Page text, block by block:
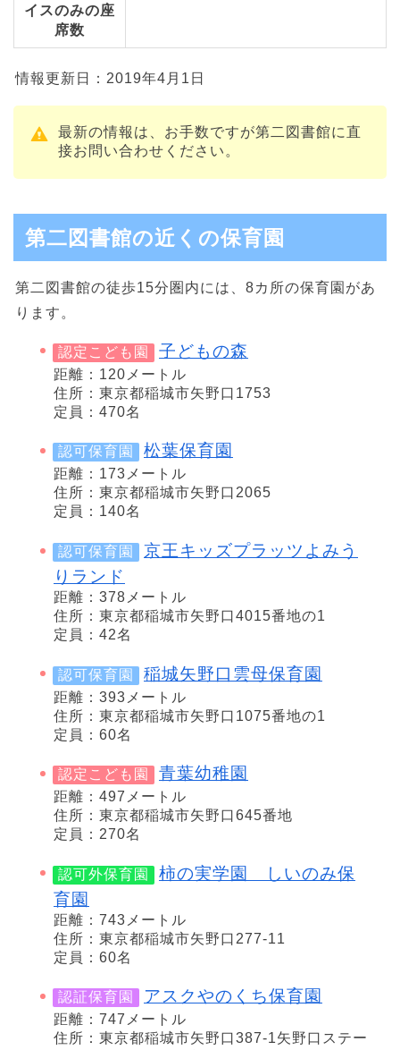
イスのみの座
席数
情報更新日：2019年4月1日
最新の情報は、お手数ですが第二図書館に直
接お問い合わせください。
第二図書館の近くの保育園
第二図書館の徒歩15分圏内には、8カ所の保育園があ
ります。
認定こども園 子どもの森
距離：120メートル
住所：東京都稲城市矢野口1753
定員：470名
認可保育園 松葉保育園
距離：173メートル
住所：東京都稲城市矢野口2065
定員：140名
認可保育園
京王キッズプラッツよみう
りランド
距離：378メートル
住所：東京都稲城市矢野口4015番地の1
定員：42名
認可保育園 稲城矢野口雲母保育園
距離：393メートル
住所：東京都稲城市矢野口1075番地の1
定員：60名
認定こども園 青葉幼稚園
距離：497メートル
住所：東京都稲城市矢野口645番地
定員：270名
認可外保育園
柿の実学園 しいのみ保
育園
距離：743メートル
住所：東京都稲城市矢野口277-11
定員：60名
認証保育園 アスクやのくち保育園
距離：747メートル
住所：東京都稲城市矢野口387-1矢野口ステー